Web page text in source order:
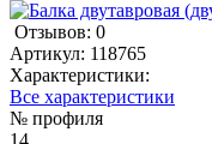
Отзывов: 0
Артикул: 118765
Характеристики:
Все характеристики
№ профиля
14